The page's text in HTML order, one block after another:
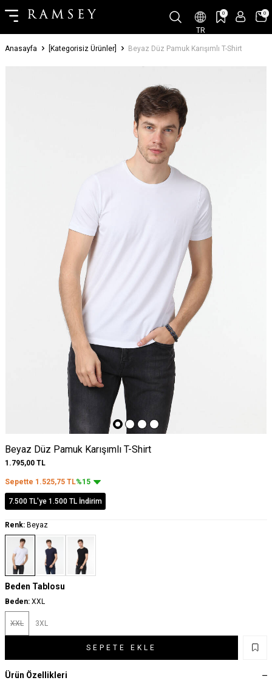
TR
0 0
Anasayfa [Kategorisiz Ürünler] Beyaz Düz Pamuk Karışımlı T-Shirt
Beyaz Düz Pamuk Karışımlı T-Shirt
1.795,00 TL
Sepette 1.525,75 TL%15
7.500 TL'ye 1.500 TL İndirim
Renk: Beyaz
Beden Tablosu
Beden: XXL
XXL 3XL
SEPETE EKLE
Ürün Özellikleri